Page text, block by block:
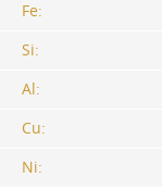
Fe:
Si:
Al:
Cu:
Ni: